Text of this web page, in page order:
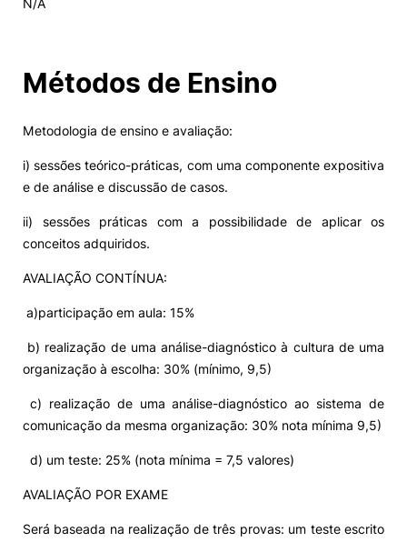
Projetos PRR
Magazine
Eventos
Europeia Política de Privacidade e Cookies
N/A
Métodos de Ensino
Metodologia de ensino e avaliação:
i) sessões teórico-práticas, com uma componente expositiva
e de análise e discussão de casos.
ii) sessões práticas com a possibilidade de aplicar os
conceitos adquiridos.
AVALIAÇÃO CONTÍNUA:
a)participação em aula: 15%
b) realização de uma análise-diagnóstico à cultura de uma
organização à escolha: 30% (mínimo, 9,5)
c) realização de uma análise-diagnóstico ao sistema de
comunicação da mesma organização: 30% nota mínima 9,5)
d) um teste: 25% (nota mínima = 7,5 valores)
AVALIAÇÃO POR EXAME
Será baseada na realização de três provas: um teste escrito